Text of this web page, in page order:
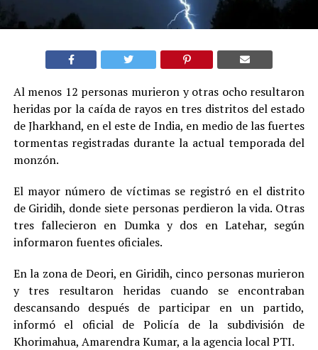
Al menos 12 personas murieron y otras ocho resultaron
heridas por la caída de rayos en tres distritos del estado
de Jharkhand, en el este de India, en medio de las fuertes
tormentas registradas durante la actual temporada del
monzón.
El mayor número de víctimas se registró en el distrito
de Giridih, donde siete personas perdieron la vida. Otras
tres fallecieron en Dumka y dos en Latehar, según
informaron fuentes oficiales.
En la zona de Deori, en Giridih, cinco personas murieron
y tres resultaron heridas cuando se encontraban
descansando después de participar en un partido,
informó el oficial de Policía de la subdivisión de
Khorimahua, Amarendra Kumar, a la agencia local PTI.